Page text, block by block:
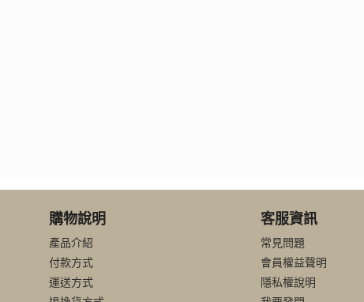
購物說明
產品介紹
付款方式
運送方式
客服資訊
常見問題
會員權益聲明
隱私權說明